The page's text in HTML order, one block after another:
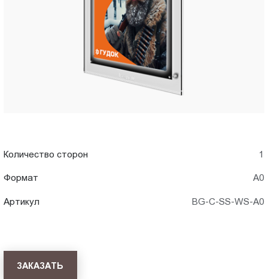
Краснодаре
Количество сторон 1
Формат А0
Артикул BG-C-SS-WS-A0
ЗАКАЗАТЬ